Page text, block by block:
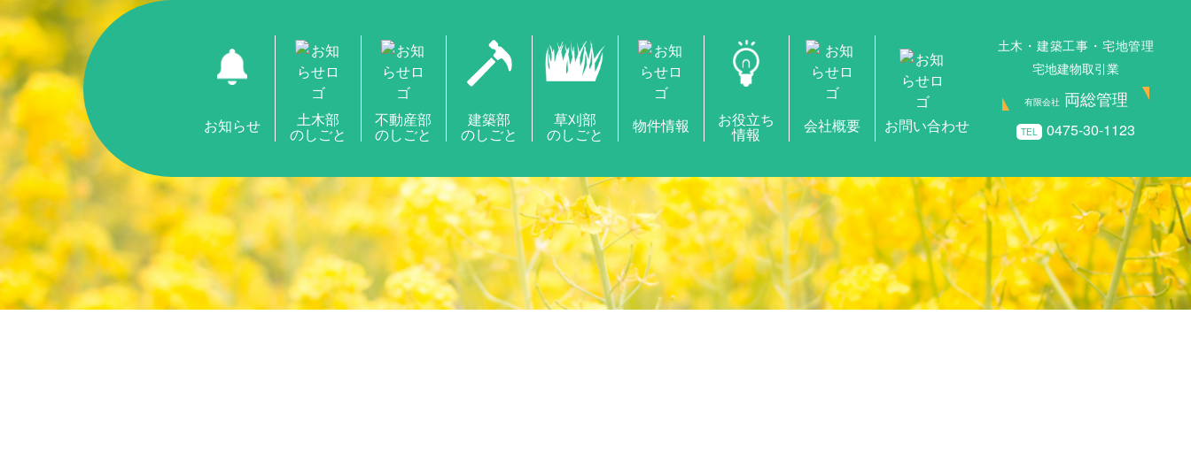
土木・建築工事・宅地管理
宅地建物取引業
有限会社両総管理
TEL 0475-30-1123